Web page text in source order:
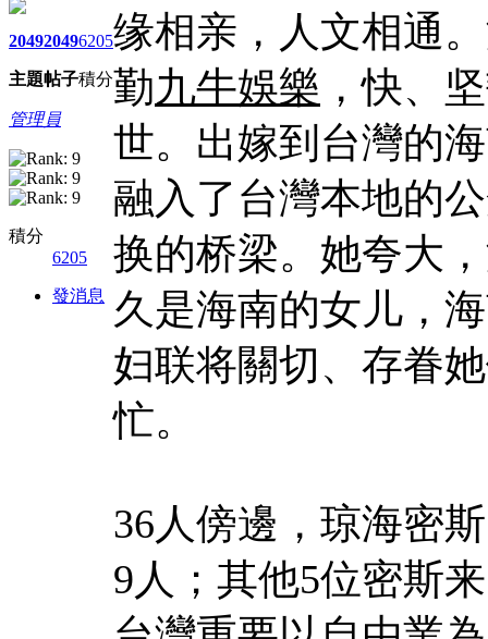
2049
主題
2049
帖子
6205
積分
管理員
積分
6205
發消息
缘相亲，人文相通
勤九牛娛樂 ，快、
世。出嫁到台灣的
融入了台灣本地的
换的桥梁。她夸大
久是海南的女儿，
妇联将關切、存眷
忙。
36人傍邊，琼海密
9人；其他5位密斯